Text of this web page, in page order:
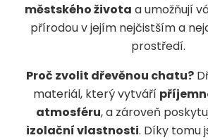
městského života a umožňují
přírodou v jejím nejčistším a
prostředí.
Proč zvolit dřevěnou chatu?
materiál, který vytváří
atmosféru, a zároveň
izolační vlastnosti. Díky tomu